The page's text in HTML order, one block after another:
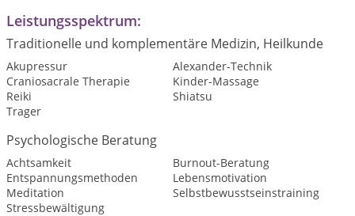
Leistungsspektrum:
Traditionelle und komplementäre Medizin, Heilkunde
Akupressur
Alexander-Technik
Craniosacrale Therapie
Kinder-Massage
Reiki
Shiatsu
Trager
Psychologische Beratung
Achtsamkeit
Burnout-Beratung
Entspannungsmethoden
Lebensmotivation
Meditation
Selbstbewusstseinstraining
Stressbewältigung